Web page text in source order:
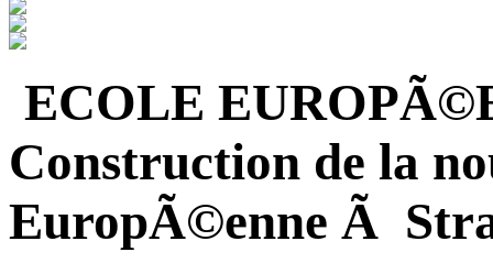
ECOLE
Construction de la
EuropÃ©enne Ã